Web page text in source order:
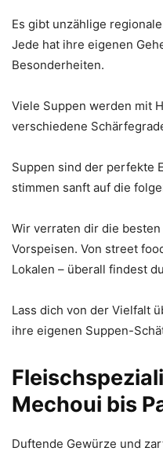
Es gibt unzählige
Jede hat ihre eigenen
Besonderheiten.
Viele Suppen werden mit
verschiedene
Suppen sind der perfekte
stimmen sanft auf die
Wir verraten dir die besten
Vorspeisen. Von street
Lokalen – überall findest
Lass dich von der Vielfalt
ihre eigenen Suppen-
Mechoui bis
Duftende Gewürze und